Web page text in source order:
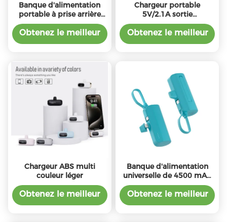
Banque d'alimentation
portable à prise arrière
4500mAh Capacité de
charge pour appareils
Obtenez le meilleur
Chargeur portable
5V/2.1A sortie
Compatibilité universelle
Obtenez le meilleur
Chargeur ABS multi
couleur léger
Obtenez le meilleur
Banque d'alimentation
universelle de 4500 mAh
avec pile polymère au
lithium
Obtenez le meilleur